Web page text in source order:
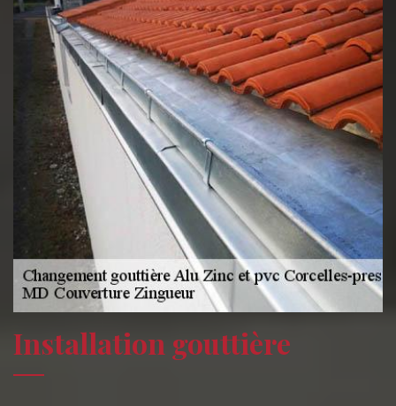
Installation gouttière